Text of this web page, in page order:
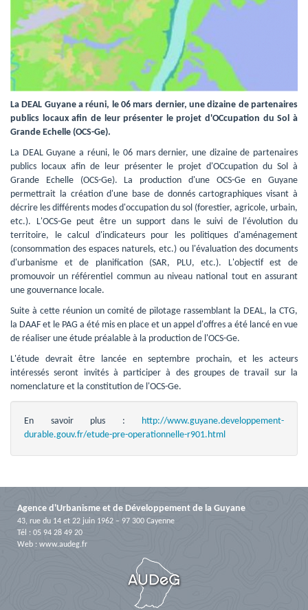
La DEAL Guyane a réuni, le 06 mars dernier, une dizaine de partenaires
publics locaux afin de leur présenter le projet d'OCcupation du Sol à
Grande Echelle (OCS-Ge).
La DEAL Guyane a réuni, le 06 mars dernier, une dizaine de partenaires
publics locaux afin de leur présenter le projet d'OCcupation du Sol à
Grande Echelle (OCS-Ge). La production d'une OCS-Ge en Guyane
permettrait la création d'une base de donnés cartographiques visant à
décrire les différents modes d'occupation du sol (forestier, agricole, urbain,
etc.). L'OCS-Ge peut être un support dans le suivi de l'évolution du
territoire, le calcul d'indicateurs pour les politiques d'aménagement
(consommation des espaces naturels, etc.) ou l'évaluation des documents
d'urbanisme et de planification (SAR, PLU, etc.). L'objectif est de
promouvoir un référentiel commun au niveau national tout en assurant
une gouvernance locale.
Suite à cette réunion un comité de pilotage rassemblant la DEAL, la CTG,
la DAAF et le PAG a été mis en place et un appel d'offres a été lancé en vue
de réaliser une étude préalable à la production de l'OCS-Ge.
L'étude devrait être lancée en septembre prochain, et les acteurs
intéressés seront invités à participer à des groupes de travail sur la
nomenclature et la constitution de l'OCS-Ge.
En savoir plus :
http://www.guyane.developpement-
durable.gouv.fr/etude-pre-operationnelle-r901.html
Agence d'Urbanisme et de Développement de la Guyane
43, rue du 14 et 22 juin 1962 – 97 300 Cayenne
Tél : 05 94 28 49 20
Web : www.audeg.fr